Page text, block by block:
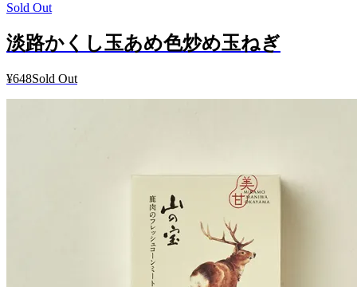
Sold Out
淡路かくし玉あめ色炒め玉ねぎ
¥648Sold Out